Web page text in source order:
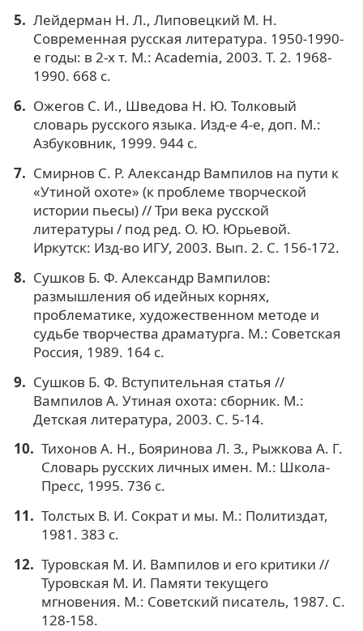
Лейдерман Н. Л., Липовецкий М. Н.
Современная русская литература. 1950-1990-
е годы: в 2-х т. М.: Academia, 2003. Т. 2. 1968-
1990. 668 с.
Ожегов С. И., Шведова Н. Ю. Толковый
словарь русского языка. Изд-е 4-е, доп. М.:
Азбуковник, 1999. 944 с.
Смирнов С. Р. Александр Вампилов на пути к
«Утиной охоте» (к проблеме творческой
истории пьесы) // Три века русской
литературы / под ред. О. Ю. Юрьевой.
Иркутск: Изд-во ИГУ, 2003. Вып. 2. С. 156-172.
Сушков Б. Ф. Александр Вампилов:
размышления об идейных корнях,
проблематике, художественном методе и
судьбе творчества драматурга. М.: Советская
Россия, 1989. 164 с.
Сушков Б. Ф. Вступительная статья //
Вампилов А. Утиная охота: сборник. М.:
Детская литература, 2003. С. 5-14.
Тихонов А. Н., Бояринова Л. З., Рыжкова А. Г.
Словарь русских личных имен. М.: Школа-
Пресс, 1995. 736 с.
Толстых В. И. Сократ и мы. М.: Политиздат,
1981. 383 с.
Туровская М. И. Вампилов и его критики //
Туровская М. И. Памяти текущего
мгновения. М.: Советский писатель, 1987. С.
128-158.